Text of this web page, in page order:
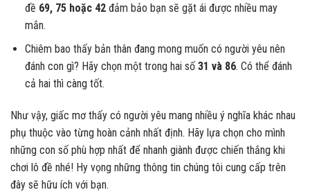
đề 69, 75 hoặc 42đảm bảo bạn sẽ gặt ái được nhiều may
mắn.
Chiêm bao thấy bản thân đang mong muốn có người yêu nên
đánh con gì? Hãy chọn một trong hai số 31 và 86. Có thể đánh
cả hai thì càng tốt.
Như vậy, giấc mơ thấy có người yêu mang nhiều ý nghĩa khác nhau
phụ thuộc vào từng hoàn cảnh nhất định. Hãy lựa chọn cho mình
những con số phù hợp nhất để nhanh giành được chiến thắng khi
chơi lô đề nhé! Hy vọng những thông tin chúng tôi cung cấp trên
đây sẽ hữu ích với bạn.